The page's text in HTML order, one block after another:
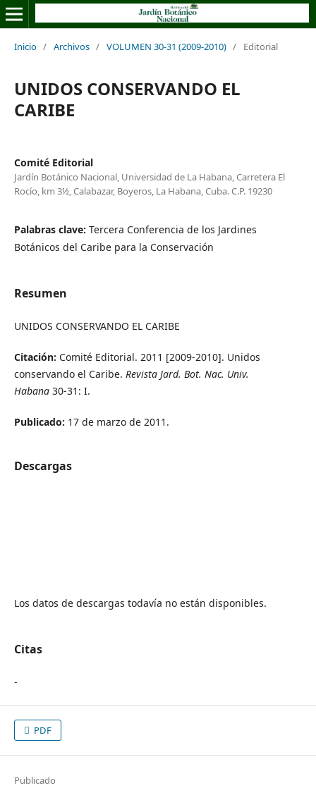
Inicio / Archivos / VOLUMEN 30-31 (2009-2010) / Editorial
UNIDOS CONSERVANDO EL
CARIBE
Comité Editorial
Jardín Botánico Nacional, Universidad de La Habana, Carretera El
Rocío, km 3½, Calabazar, Boyeros, La Habana, Cuba. C.P. 19230
Palabras clave: Tercera Conferencia de los Jardines
Botánicos del Caribe para la Conservación
Resumen
UNIDOS CONSERVANDO EL CARIBE
Citación: Comité Editorial. 2011 [2009-2010]. Unidos
conservando el Caribe. Revista Jard. Bot. Nac. Univ.
Habana 30-31: I.
Publicado: 17 de marzo de 2011.
Descargas
Los datos de descargas todavía no están disponibles.
Citas
-
PDF
Publicado